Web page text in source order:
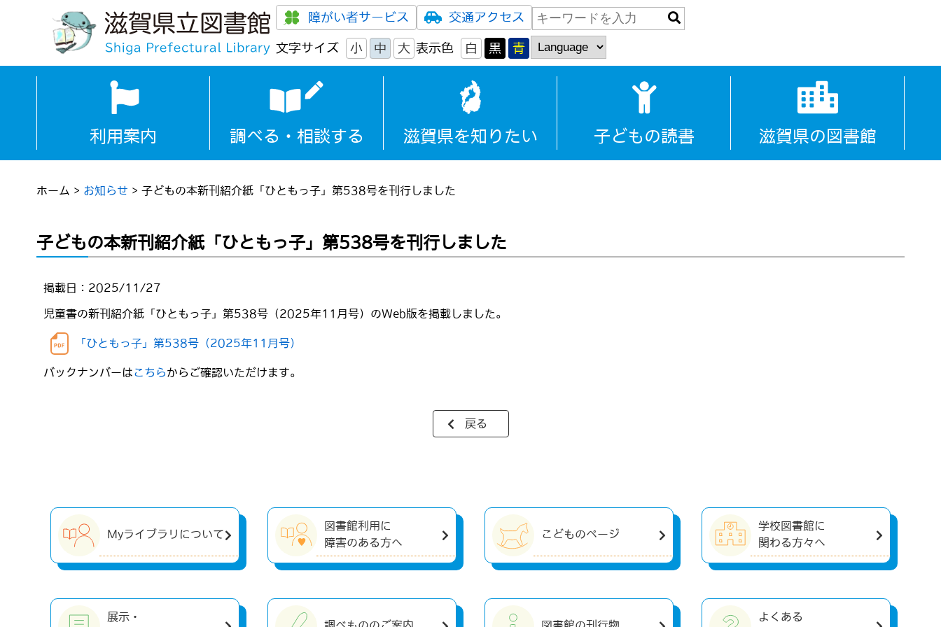
障がい者サービス 交通アクセス
文字サイズ 小 中 大 表示色 白 黒 青
利用案内 調べる・相談する 滋賀県を知りたい 子どもの読書 滋賀県の図書館
ホーム > お知らせ > 子どもの本新刊紹介紙「ひともっ子」第538号を刊行しました
子どもの本新刊紹介紙「ひともっ子」第538号を刊行しました
掲載日：2025/11/27
児童書の新刊紹介紙「ひともっ子」第538号（2025年11月号）のWeb版を掲載しました。
「ひともっ子」第538号（2025年11月号）
バックナンバーはこちらからご確認いただけます。
戻る
Myライブラリについて
図書館利用に
障害のある方へ
こどものページ
学校図書館に
関わる方々へ
展示・
調べもののご案内 図書館の刊行物
よくある